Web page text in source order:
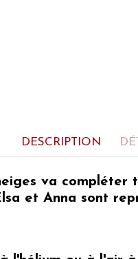
DESCRIPTION
va compléter
et Anna sont